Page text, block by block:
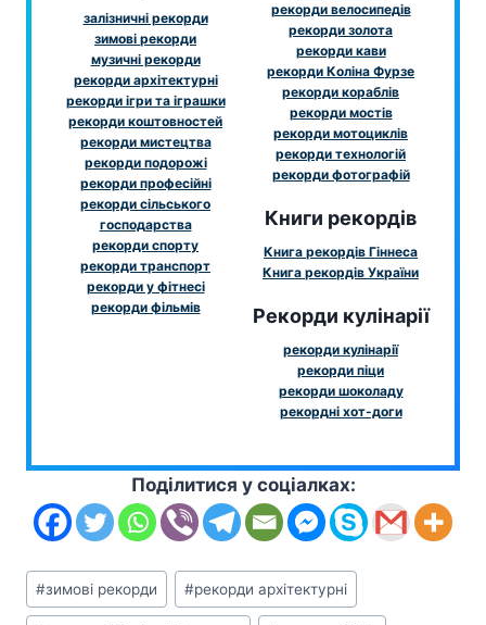
залізничні рекорди
зимові рекорди
музичні рекорди
рекорди архітектурні
рекорди ігри та іграшки
рекорди коштовностей
рекорди мистецтва
рекорди подорожі
рекорди професійні
рекорди сільського
господарства
рекорди спорту
рекорди транспорт
рекорди у фітнесі
рекорди фільмів
рекорди велосипедів
рекорди золота
рекорди кави
рекорди Коліна Фурзе
рекорди кораблів
рекорди мостів
рекорди мотоциклів
рекорди технологій
рекорди фотографій
Книги рекордів
Книга рекордів Гіннеса
Книга рекордів України
Рекорди кулінарії
рекорди кулінарії
рекорди піци
рекорди шоколаду
рекордні хот-доги
Поділитися у соціалках:
Позначки
запису:
#зимові рекорди #рекорди архітектурні